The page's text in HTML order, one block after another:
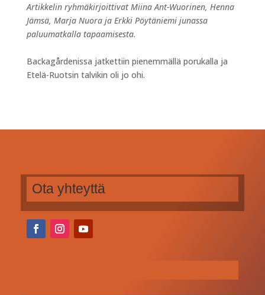
Artikkelin ryhmäkirjoittivat Miina Ant-Wuorinen, Henna
Jämsä, Marja Nuora ja Erkki Pöytäniemi junassa
paluumatkalla tapaamisesta.
Backagårdenissa jatkettiin pienemmällä porukalla ja
Etelä-Ruotsin talvikin oli jo ohi.
Ota yhteyttä